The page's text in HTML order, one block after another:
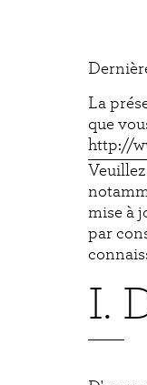
La
que
http://
mise à
par
I.